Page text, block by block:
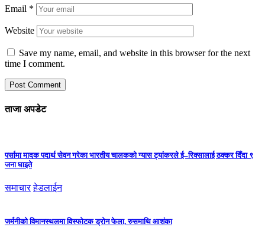
Email *
Website
Save my name, email, and website in this browser for the next
time I comment.
ताजा अपडेट
पर्सामा मादक पदार्थ सेवन गरेका भारतीय चालकको ग्यास ट्यांकरले ई–रिक्सालाई ठक्कर दिँदा ९
जना घाइते
समाचार हेडलाईन
जर्मनीको विमानस्थलमा विस्फोटक ड्रोन फेला, रुसमाथि आशंका